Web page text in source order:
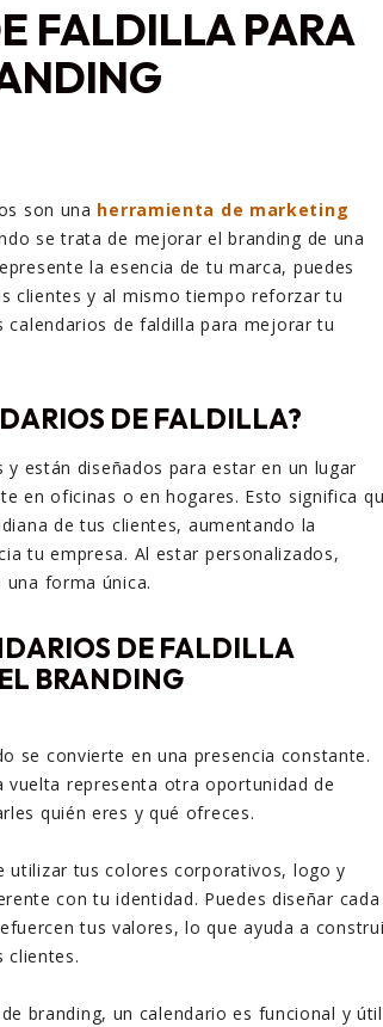
FALDILLA PARA
son una herramienta de marketing
se trata de mejorar el branding de una
la esencia de tu marca, puedes
clientes y al mismo tiempo reforzar tu
calendarios de faldilla para mejorar tu
DE FALDILLA?
están diseñados para estar en un lugar
en oficinas o en hogares. Esto significa
de tus clientes, aumentando la
tu empresa. Al estar personalizados,
forma única.
DE FALDILLA
BRANDING
se convierte en una presencia constante.
vuelta representa otra oportunidad de
quién eres y qué ofreces.
utilizar tus colores corporativos, logo y
con tu identidad. Puedes diseñar cada
tus valores, lo que ayuda a
clientes.
branding, un calendario es funcional y